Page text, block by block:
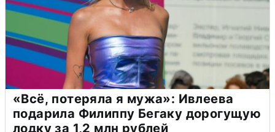
«Всё, потеряла я мужа»: Ивлеева
подарила Филиппу Бегаку дорогущую
лодку за 1,2 млн рублей